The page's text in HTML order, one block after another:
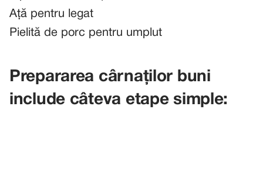
Ață pentru legat
Pielită de porc pentru umplut
Prepararea cârnaților buni
include câteva etape simple: